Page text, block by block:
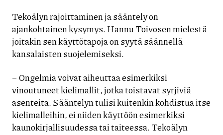
Tekoälyn rajoittaminen ja sääntely on
ajankohtainen kysymys. Hannu Toivosen mielestä
joitakin sen käyttötapoja on syytä säännellä
kansalaisten suojelemiseksi.
– Ongelmia voivat aiheuttaa esimerkiksi
vinoutuneet kielimallit, jotka toistavat syrjiviä
asenteita. Sääntelyn tulisi kuitenkin kohdistua itse
kielimalleihin, ei niiden käyttöön esimerkiksi
kaunokirjallisuudessa tai taiteessa. Tekoälyn